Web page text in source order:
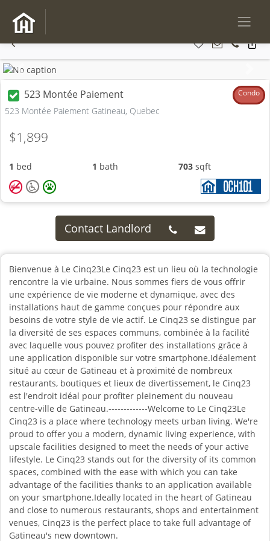
Previous
523 Montée Paiement Condo
523 Montée Paiement Gatineau, Quebec
$1,899
1 bed 1 bath 703 sqft
Contact Landlord
Bienvenue à Le Cinq23Le Cinq23 est un lieu où la technologie
rencontre la vie urbaine. Nous sommes fiers de vous offrir
une expérience de vie moderne et dynamique, avec des
installations haut de gamme conçues pour répondre aux
besoins de votre style de vie actif. Le Cinq23 se distingue par
la diversité de ses espaces communs, combinée à la facilité
avec laquelle vous pouvez profiter des installations grâce à
une application disponible sur votre smartphone.Idéalement
situé au cœur de Gatineau et à proximité de nombreux
restaurants, boutiques et lieux de divertissement, le Cinq23
est l'endroit idéal pour profiter pleinement du nouveau
centre-ville de Gatineau.-------------Welcome to Le Cinq23Le
Cinq23 is a place where technology meets urban living. We're
proud to offer you a modern, dynamic living experience, with
upscale facilities designed to meet the needs of your active
lifestyle. Le Cinq23 stands out for the diversity of its common
spaces, combined with the ease with which you can take
advantage of the facilities thanks to an application available
on your smartphone.Ideally located in the heart of Gatineau
and close to numerous restaurants, shops and entertainment
venues, Cinq23 is the perfect place to take full advantage of
Gatineau's new downtown.